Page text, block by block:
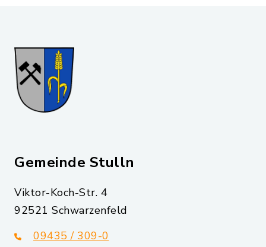
Gemeinde Stulln
Viktor-Koch-Str. 4
92521 Schwarzenfeld
09435 / 309-0